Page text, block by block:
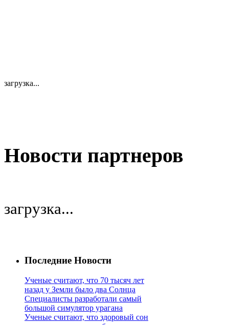
загрузка...
Новости партнеров
загрузка...
Последние Новости
Ученые считают, что 70 тысяч лет
назад у Земли было два Солнца
Специалисты разработали самый
большой симулятор урагана
Ученые считают, что здоровый сон